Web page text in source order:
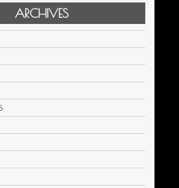
ARCHIVES